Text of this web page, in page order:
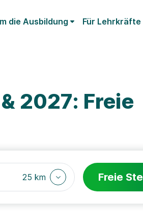
die Ausbildung Für Lehrkräfte
2027: Freie
25 km Freie